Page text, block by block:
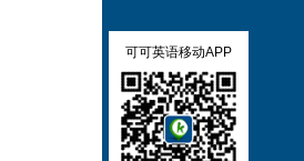
可可英语移动APP